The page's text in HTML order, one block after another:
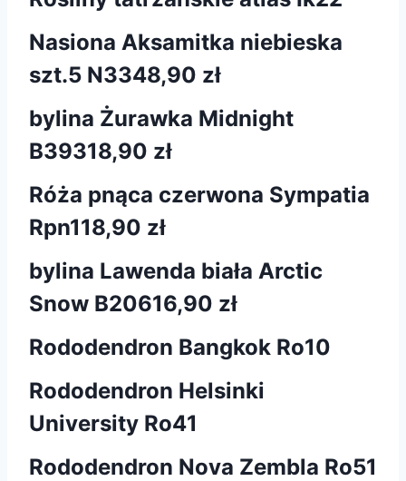
Nasiona Aksamitka niebieska
szt.5 N3348,90 zł
bylina Żurawka Midnight
B39318,90 zł
Róża pnąca czerwona Sympatia
Rpn118,90 zł
bylina Lawenda biała Arctic
Snow B20616,90 zł
Rododendron Bangkok Ro10
Rododendron Helsinki
University Ro41
Rododendron Nova Zembla Ro51